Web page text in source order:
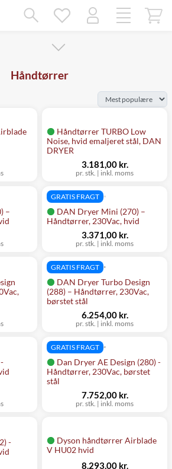
Håndtørrer
Håndtørrer TURBO Low
Noise, hvid emaljeret stål, DAN
DRYER
pr. stk. | inkl. moms
3.181,00 kr.
–
DAN Dryer Mini (270) –
Håndtørrer, 230Vac, hvid
GRATIS FRAGT
pr. stk. | inkl. moms
3.371,00 kr.
DAN Dryer Turbo Design
(288) – Håndtørrer, 230Vac,
børstet stål
GRATIS FRAGT
pr. stk. | inkl. moms
6.254,00 kr.
Dan Dryer AE Design (280) -
Håndtørrer, 230Vac, børstet
stål
GRATIS FRAGT
pr. stk. | inkl. moms
7.752,00 kr.
-
Dyson håndtørrer Airblade
V HU02 hvid
8.293,00 kr.